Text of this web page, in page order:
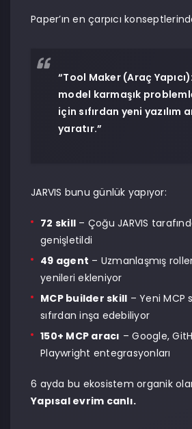
Paper’ın en çarpıcı
“Tool Maker (Araç
model karmaşık
için sıfırdan yeni yazılım
yaratır.”
JARVIS bunu günlük yapıyor:
72 skill – Çoğu JARVIS
genişletildi
49 agent – Uzmanlaşmış
yenileri ekleniyor
MCP builder skill – Yeni MCP
sıfırdan inşa edebiliyor
150+ MCP aracı – Google,
Playwright entegrasyonları
6 ayda bu ekosistem organik
Yapısal evrim canlı.